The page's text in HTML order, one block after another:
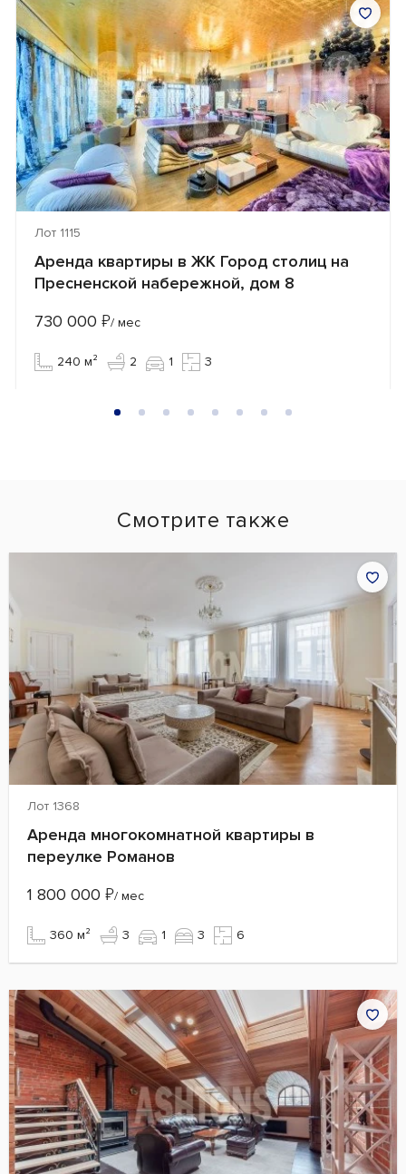
Лот 1115
Аренда квартиры в ЖК Город столиц на
Пресненской набережной, дом 8
730 000 ₽/ мес
240 м² 2 1 3
Смотрите также
Лот 1368
Аренда многокомнатной квартиры в
переулке Романов
1 800 000 ₽/ мес
360 м² 3 1 3 6